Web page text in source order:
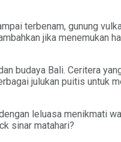
terbenam, gunung
jika menemukan
budaya Bali. Ceritera
julukan puitis untuk
leluasa menikmati
sinar matahari?